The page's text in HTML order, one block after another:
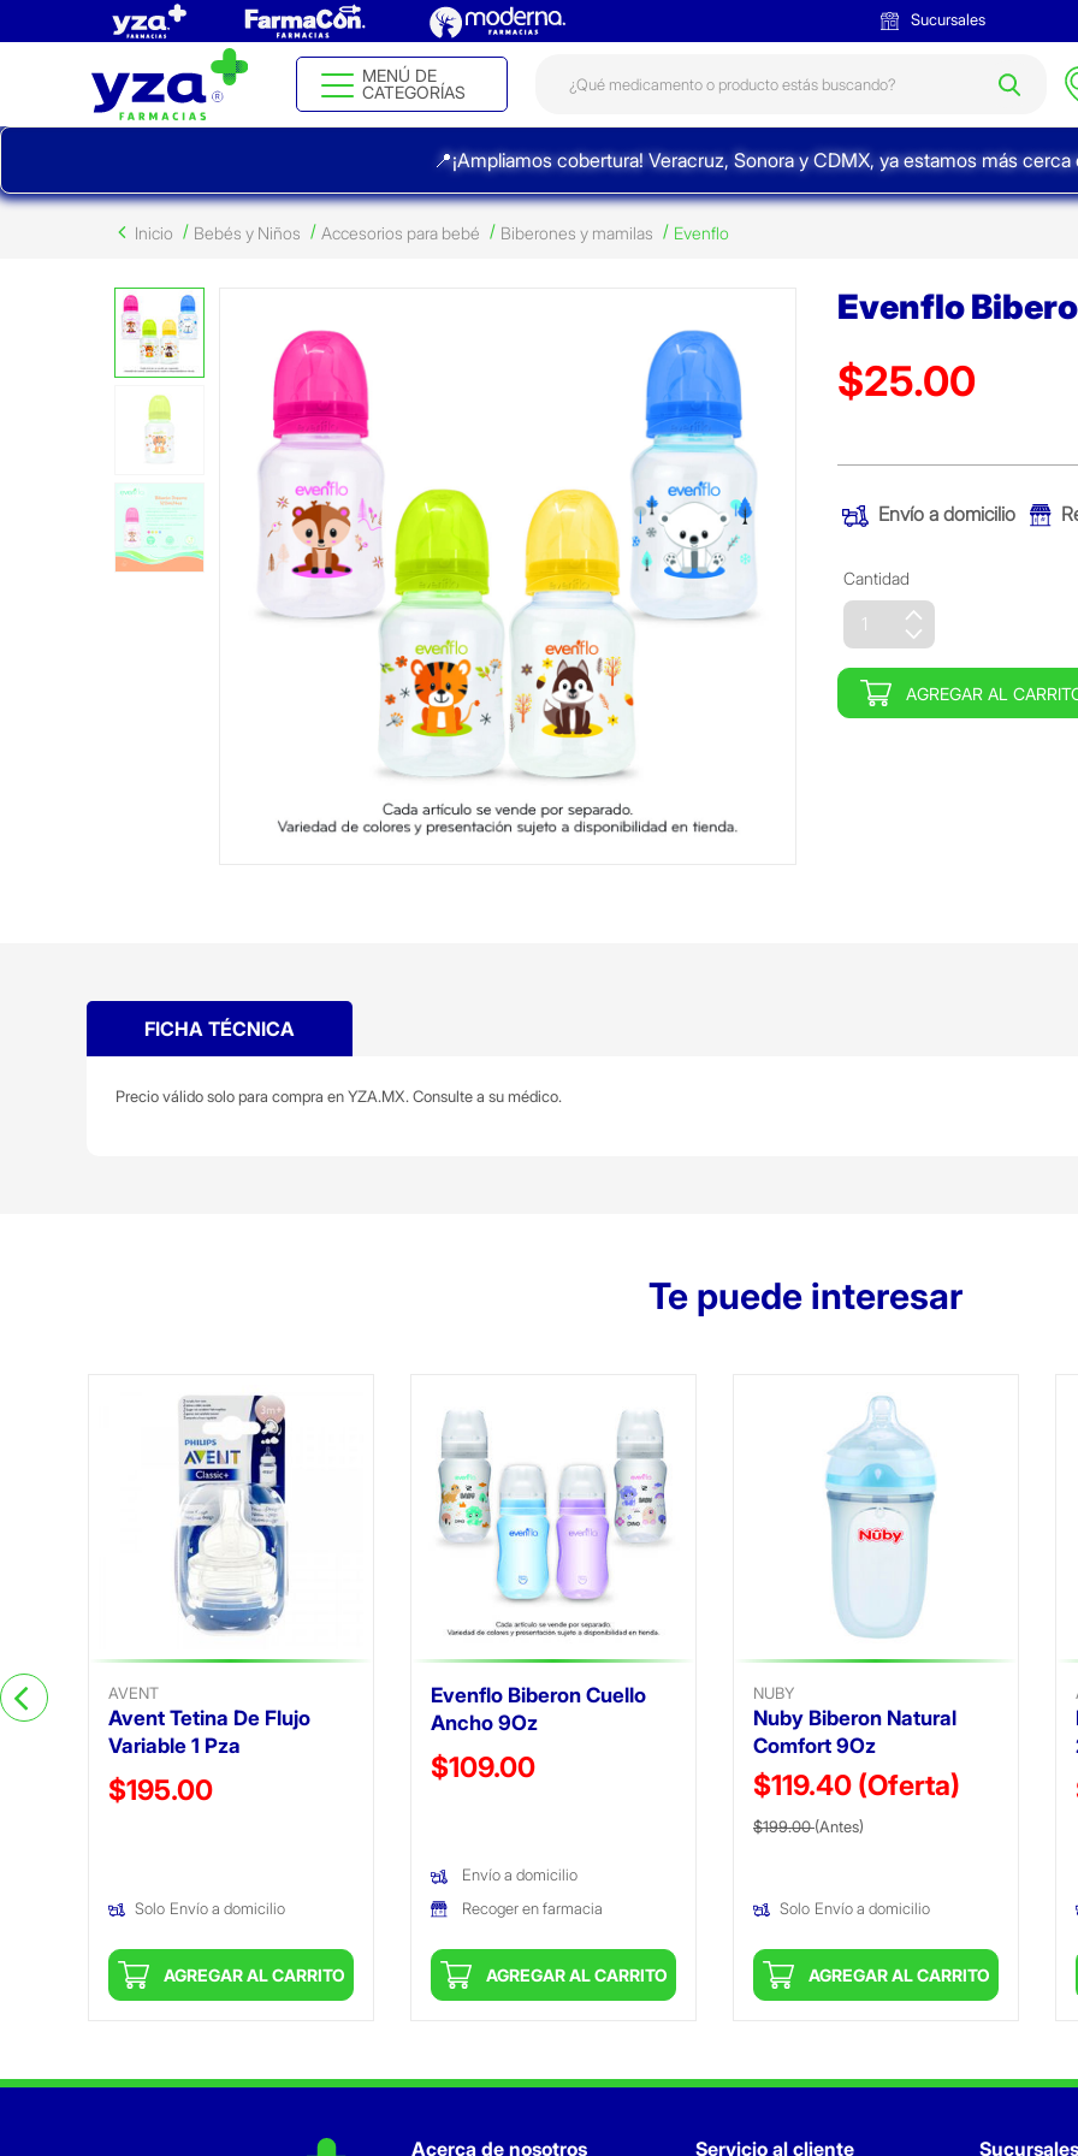
Sucursales
MENÚ DE
CATEGORÍAS
📍¡Ampliamos cobertura! Veracruz, Sonora y CDMX, ya estamos más cerca
Inicio Bebés y Niños Accesorios para bebé Biberones y mamilas Evenflo
Evenflo
Precio reducido de
$25.00
Envío a domicilio
Cantidad
AGREGAR AL
FICHA TÉCNICA
Precio válido solo para compra en YZA.MX. Consulte a su médico.
Te puede interesar
AVENT
Avent Tetina De Flujo
Variable 1 Pza
Precio reducido de
$195.00
Solo Envío a domicilio
AGREGAR AL CARRITO
Evenflo Biberon Cuello
Ancho 9Oz
Precio reducido de
$109.00
Envío a domicilio
Recoger en farmacia
AGREGAR AL CARRITO
NUBY
Nuby Biberon Natural
Comfort 9Oz
$119.40 (Oferta)
Precio reducido de
$199.00(Antes)
Solo Envío a domicilio
AGREGAR AL CARRITO
Acerca de nosotros Servicio al cliente Sucursales